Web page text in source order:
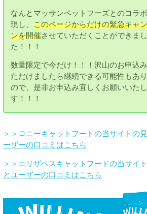
なんとマッサンペットフーズとのコラ
現し、このページからだけの緊急キャ
ンを開催させていただくことができまし
た！！！
数量限定で今だけ！！！沢山のお申込
ただけましたら継続できる可能性もあ
ので、是非お申込み宜しくお願いいた
す！！！
＞＞ロニーキャットフードの当サイトの
ーザーの口コミはこちら
＞＞エリザベスキャットフードの当サイ
とユーザーの口コミはこちら